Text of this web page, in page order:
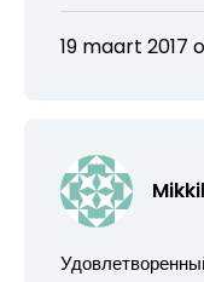
19 maart 2017